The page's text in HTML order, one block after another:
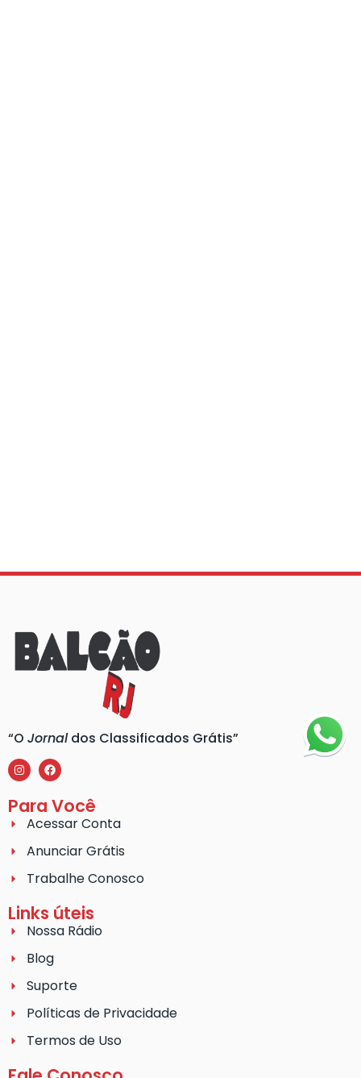
“O Jornaldos Classificados Grátis”
Para Você
Acessar Conta
Anunciar Grátis
Trabalhe Conosco
Links úteis
Nossa Rádio
Blog
Suporte
Políticas de Privacidade
Termos de Uso